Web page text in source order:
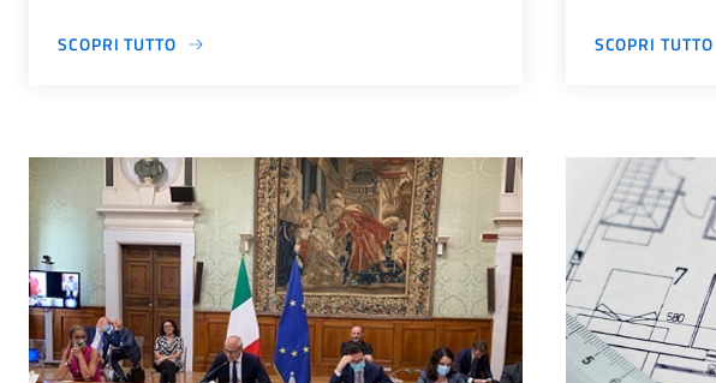
SCOPRI TUTTO SCOPRI TUTTO